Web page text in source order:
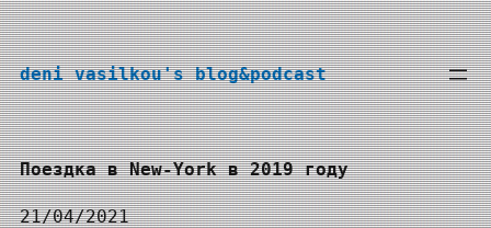
Перейти
к
содержимому
deni vasilkou's blog&podcast
Поездка в New-York в 2019 году
21/04/2021